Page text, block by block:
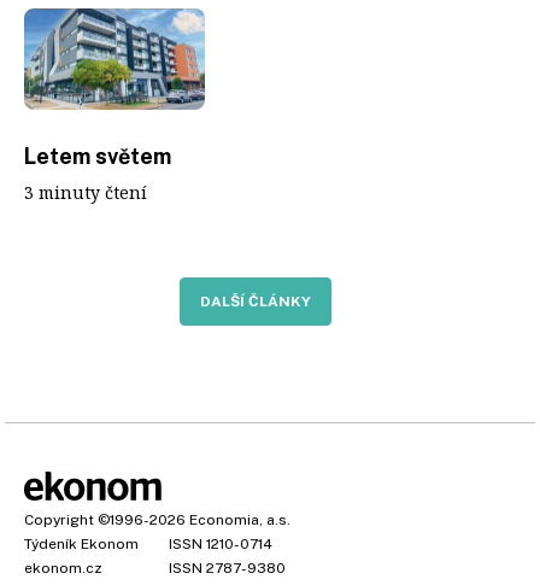
Letem světem
3 minuty čtení
DALŠÍ ČLÁNKY
Copyright ©1996-2026 Economia, a.s.
Týdeník Ekonom
ISSN 1210-0714
ekonom.cz
ISSN 2787-9380